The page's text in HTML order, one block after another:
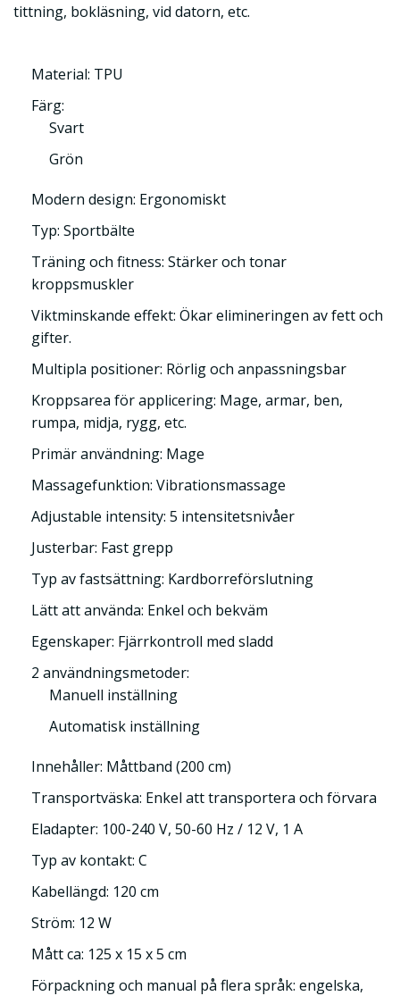
tittning, bokläsning, vid datorn, etc.
Material: TPU
Färg:
Svart
Grön
Modern design: Ergonomiskt
Typ: Sportbälte
Träning och fitness: Stärker och tonar
kroppsmuskler
Viktminskande effekt: Ökar elimineringen av fett och
gifter.
Multipla positioner: Rörlig och anpassningsbar
Kroppsarea för applicering: Mage, armar, ben,
rumpa, midja, rygg, etc.
Primär användning: Mage
Massagefunktion: Vibrationsmassage
Adjustable intensity: 5 intensitetsnivåer
Justerbar: Fast grepp
Typ av fastsättning: Kardborreförslutning
Lätt att använda: Enkel och bekväm
Egenskaper: Fjärrkontroll med sladd
2 användningsmetoder:
Manuell inställning
Automatisk inställning
Innehåller: Måttband (200 cm)
Transportväska: Enkel att transportera och förvara
Eladapter: 100-240 V, 50-60 Hz / 12 V, 1 A
Typ av kontakt: C
Kabellängd: 120 cm
Ström: 12 W
Mått ca: 125 x 15 x 5 cm
Förpackning och manual på flera språk: engelska,